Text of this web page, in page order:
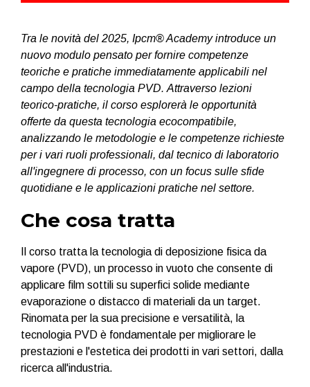
Tra le novità del 2025, Ipcm® Academy introduce un
nuovo modulo pensato per fornire competenze
teoriche e pratiche immediatamente applicabili nel
campo della tecnologia PVD. Attraverso lezioni
teorico-pratiche, il corso esplorerà le opportunità
offerte da questa tecnologia ecocompatibile,
analizzando le metodologie e le competenze richieste
per i vari ruoli professionali, dal tecnico di laboratorio
all'ingegnere di processo, con un focus sulle sfide
quotidiane e le applicazioni pratiche nel settore.
Che cosa tratta
Il corso tratta la tecnologia di deposizione fisica da
vapore (PVD), un processo in vuoto che consente di
applicare film sottili su superfici solide mediante
evaporazione o distacco di materiali da un target.
Rinomata per la sua precisione e versatilità, la
tecnologia PVD è fondamentale per migliorare le
prestazioni e l'estetica dei prodotti in vari settori, dalla
ricerca all'industria.